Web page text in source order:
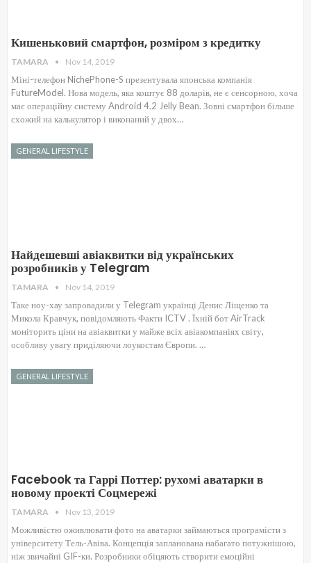
Кишеньковий смартфон, розміром з кредитку
TAMARA Nov 14, 2019
Міні-телефон NichePhone-S презентувала японська компанія
FutureModel. Нова модель, яка коштує 88 доларів, не є сенсорною, хоча
має операційну систему Android 4.2 Jelly Bean. Зовні смартфон більше
схожий на калькулятор і виконаний у двох…
GENERAL LIFESTYLE
Найдешевші авіаквитки від українських
розробників у Telegram
TAMARA Nov 14, 2019
Таке ноу-хау запровадили у Telegram українці Денис Ліщенко та
Микола Кравчук, повідомляють Факти ICTV . Їхній бот AirTrack
моніторить ціни на авіаквитки у майже всіх авіакомпаніях світу,
особливу увагу приділяючи лоукостам Європи. …
GENERAL LIFESTYLE
Facebook та Гаррі Поттер: рухомі аватарки в
новому проекті Соцмережі
TAMARA Nov 13, 2019
Можливістю оживлювати фото на аватарки займаються програмісти з
університету Тель-Авіва. Концепція запланована набагато потужнішою,
ніж звичайні GIF-ки. Розробники обіцяють створити емоційні